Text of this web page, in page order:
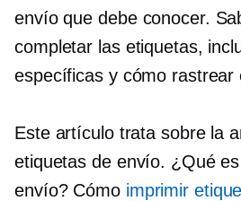
envío que debe conocer.
completar las etiquetas,
específicas y cómo rastrear
Este artículo trata sobre la
etiquetas de envío. ¿Qué
envío? Cómo imprimir